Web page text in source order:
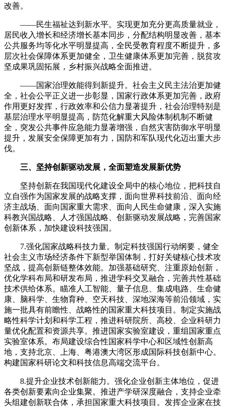
改善。
——民生福祉达到新水平。实现更加充分更高质量就业，
居民收入增长和经济增长基本同步，分配结构明显改善，基本
公共服务均等化水平明显提高，全民受教育程度不断提升，多
层次社会保障体系更加健全，卫生健康体系更加完善，脱贫攻
坚成果巩固拓展，乡村振兴战略全面推进。
——国家治理效能得到新提升。社会主义民主法治更加健
全，社会公平正义进一步彰显，国家行政体系更加完善，政府
作用更好发挥，行政效率和公信力显著提升，社会治理特别是
基层治理水平明显提高，防范化解重大风险体制机制不断健
全，突发公共事件应急能力显著增强，自然灾害防御水平明显
提升，发展安全保障更加有力，国防和军队现代化迈出重大步
伐。
三、坚持创新驱动发展，全面塑造发展新优势
坚持创新在我国现代化建设全局中的核心地位，把科技自
立自强作为国家发展的战略支撑，面向世界科技前沿、面向经
济主战场、面向国家重大需求、面向人民生命健康，深入实施
科教兴国战略、人才强国战略、创新驱动发展战略，完善国家
创新体系，加快建设科技强国。
7.强化国家战略科技力量。制定科技强国行动纲要，健全
社会主义市场经济条件下新型举国体制，打好关键核心技术攻
坚战，提高创新链整体效能。加强基础研究、注重原始创新，
优化学科布局和研发布局，推进学科交叉融合，完善共性基础
技术供给体系。瞄准人工智能、量子信息、集成电路、生命健
康、脑科学、生物育种、空天科技、深地深海等前沿领域，实
施一批具有前瞻性、战略性的国家重大科技项目。制定实施战
略性科学计划和科学工程，推进科研院所、高校、企业科研力
量优化配置和资源共享。推进国家实验室建设，重组国家重点
实验室体系。布局建设综合性国家科学中心和区域性创新高
地，支持北京、上海、粤港澳大湾区形成国际科技创新中心。
构建国家科研论文和科技信息高端交流平台。
8.提升企业技术创新能力。强化企业创新主体地位，促进
各类创新要素向企业集聚。推进产学研深度融合，支持企业牵
头组建创新联合体，承担国家重大科技项目。发挥企业家在技